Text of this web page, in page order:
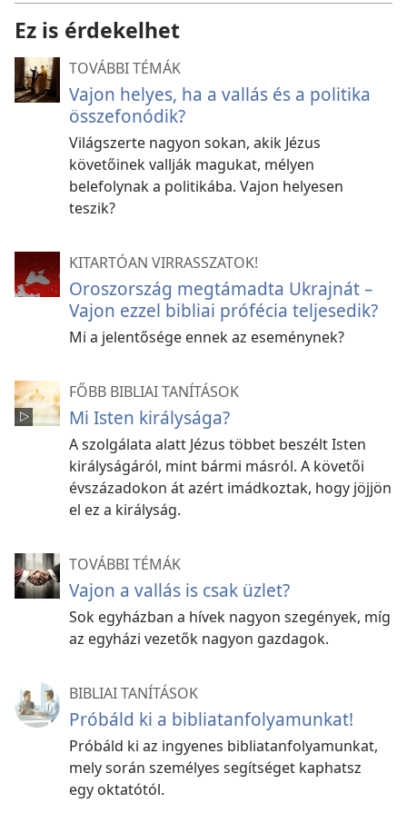
Ez is érdekelhet
TOVÁBBI TÉMÁK
Vajon helyes, ha a vallás és a politika
összefonódik?
Világszerte nagyon sokan, akik Jézus
követőinek vallják magukat, mélyen
belefolynak a politikába. Vajon helyesen
teszik?
KITARTÓAN VIRRASSZATOK!
Oroszország megtámadta Ukrajnát –
Vajon ezzel bibliai prófécia teljesedik?
Mi a jelentősége ennek az eseménynek?
FŐBB BIBLIAI TANÍTÁSOK
Mi Isten királysága?
A szolgálata alatt Jézus többet beszélt Isten
királyságáról, mint bármi másról. A követői
évszázadokon át azért imádkoztak, hogy jöjjön
el ez a királyság.
TOVÁBBI TÉMÁK
Vajon a vallás is csak üzlet?
Sok egyházban a hívek nagyon szegények, míg
az egyházi vezetők nagyon gazdagok.
BIBLIAI TANÍTÁSOK
Próbáld ki a bibliatanfolyamunkat!
Próbáld ki az ingyenes bibliatanfolyamunkat,
mely során személyes segítséget kaphatsz
egy oktatótól.